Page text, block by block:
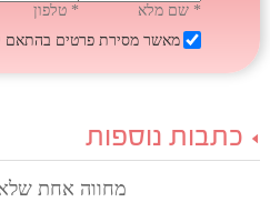
* שם מלא
* טלפון
מאשר מסירת פרטים בהתאם
כתבות נוספות
מחווה אחת